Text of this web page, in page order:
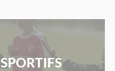
SPORTIFS